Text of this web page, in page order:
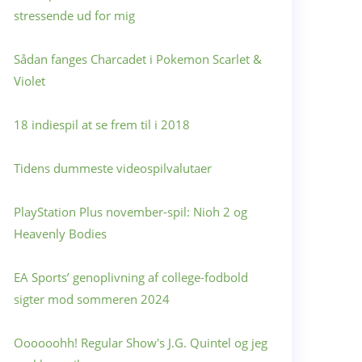
stressende ud for mig
Sådan fanges Charcadet i Pokemon Scarlet &
Violet
18 indiespil at se frem til i 2018
Tidens dummeste videospilvalutaer
PlayStation Plus november-spil: Nioh 2 og
Heavenly Bodies
EA Sports’ genoplivning af college-fodbold
sigter mod sommeren 2024
Oooooohh! Regular Show's J.G. Quintel og jeg